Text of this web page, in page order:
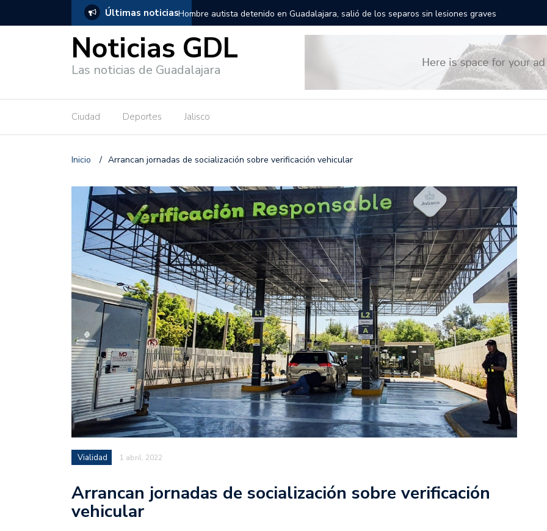
Últimas noticias
salió de los separos sin lesiones graves Títeres gigantes recorrerán las calles de Guadalajara: aparta la fecha Todo
Noticias GDL
Las noticias de Guadalajara
Ciudad Deportes Jalisco
Inicio / Arrancan jornadas de socialización sobre verificación vehicular
Vialidad 1 abril, 2022
Arrancan jornadas de socialización sobre verificación
vehicular